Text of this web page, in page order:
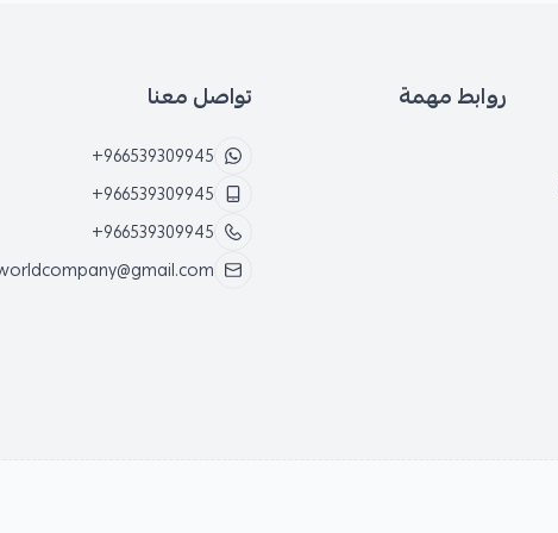
روابط مهمة تواصل معنا
+966539309945
+966539309945
+966539309945